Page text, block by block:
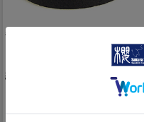
毎回、斬新なデザインで好
キッズメッシュキャップ」
綿麻生地を使用し、そこに
んだ、夏にぴったりのキ
テムになること間違いなし